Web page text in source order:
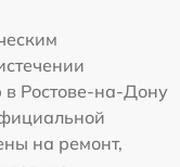
в Ростове-на-Дону
на ремонт,